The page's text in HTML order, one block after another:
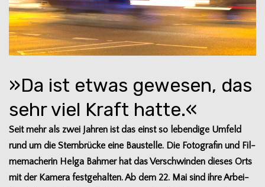
»Da ist etwas gewesen, das
sehr viel Kraft hatte.«
Seit mehr als zwei Jah­ren ist das einst so leben­dige Umfeld
rund um die Stern­brü­cke eine Bau­stelle. Die Foto­gra­fin und Fil­
me­ma­che­rin Helga Bah­mer hat das Ver­schwin­den die­ses Orts
mit der Kamera fest­ge­hal­ten. Ab dem 22. Mai sind ihre Arbei­